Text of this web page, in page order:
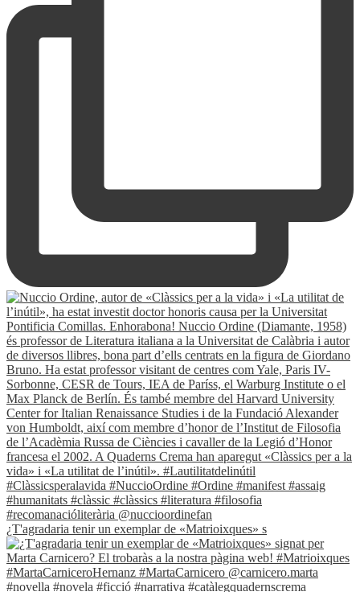
¿T'agradaria tenir un exemplar de «Matrioixques» s